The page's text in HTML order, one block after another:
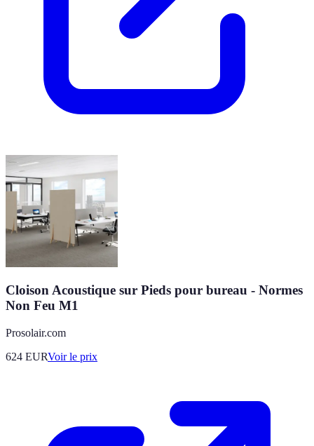
Cloison Acoustique sur Pieds pour bureau - Normes
Non Feu M1
Prosolair.com
624 EURVoir le prix